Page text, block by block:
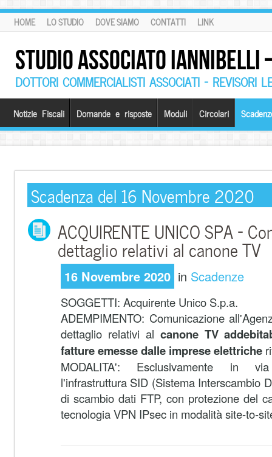
HOME LO STUDIO DOVE SIAMO CONTATTI LINK
STUDIO ASSOCIATO
DOTTORI COMMERCIALISTI ASSOCIATI – REVISORI
Notizie Fiscali Domande e risposte Moduli Circolari
Scadenza del 16 Novembre 2020
ACQUIRENTE UNICO SPA –
dettaglio relativi al canone TV
16 Novembre 2020 in Scadenze
SOGGETTI: Acquirente Unico S.p.a.
ADEMPIMENTO: Comunicazione
dettaglio relativi al canone TV
fatture emesse dalle imprese elettriche
MODALITA': Esclusivamente in
l'infrastruttura SID (Sistema Interscambio
di scambio dati FTP, con protezione del
tecnologia VPN IPsec in modalità site-to-